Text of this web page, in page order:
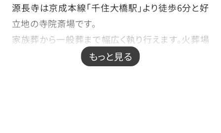
源長寺は京成本線「千住大橋駅」より徒歩6分と好
立地の寺院斎場です。
家族葬から一般葬まで幅広く執り行えます。火葬場
は併設していないため近隣にある火葬場にご案内
もっと見る